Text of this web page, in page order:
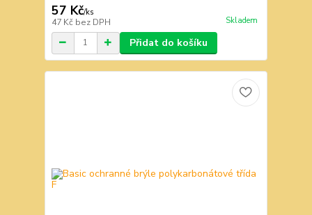
57 Kč/ks
47 Kč bez DPH Skladem
Přidat do košíku